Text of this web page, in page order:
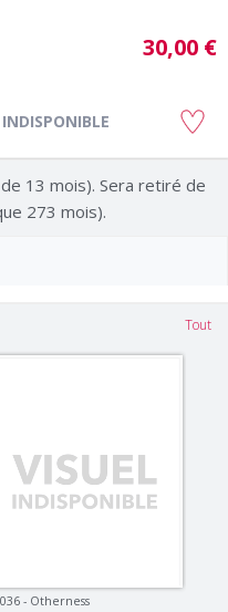
30,00 €
13 mois). Sera retiré de
273 mois).
Tout
- Otherness